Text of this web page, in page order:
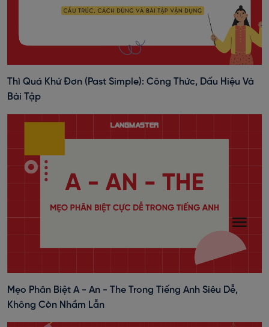
Thì Quá Khứ Đơn (past Simple): Công Thức, Dấu Hiệu Và
Bài Tập
Mẹo Phân Biệt A - An - The Trong Tiếng Anh Siêu Dễ,
Không Còn Nhầm Lẫn